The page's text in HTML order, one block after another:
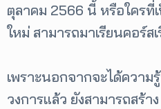
ตุลาคม 2566 นี้ หรือใคร
ใหม่ สามารถมาเรียนคอร์ส
เพราะนอกจากจะได้ความ
วงการแล้ว ยังสามารถสร้